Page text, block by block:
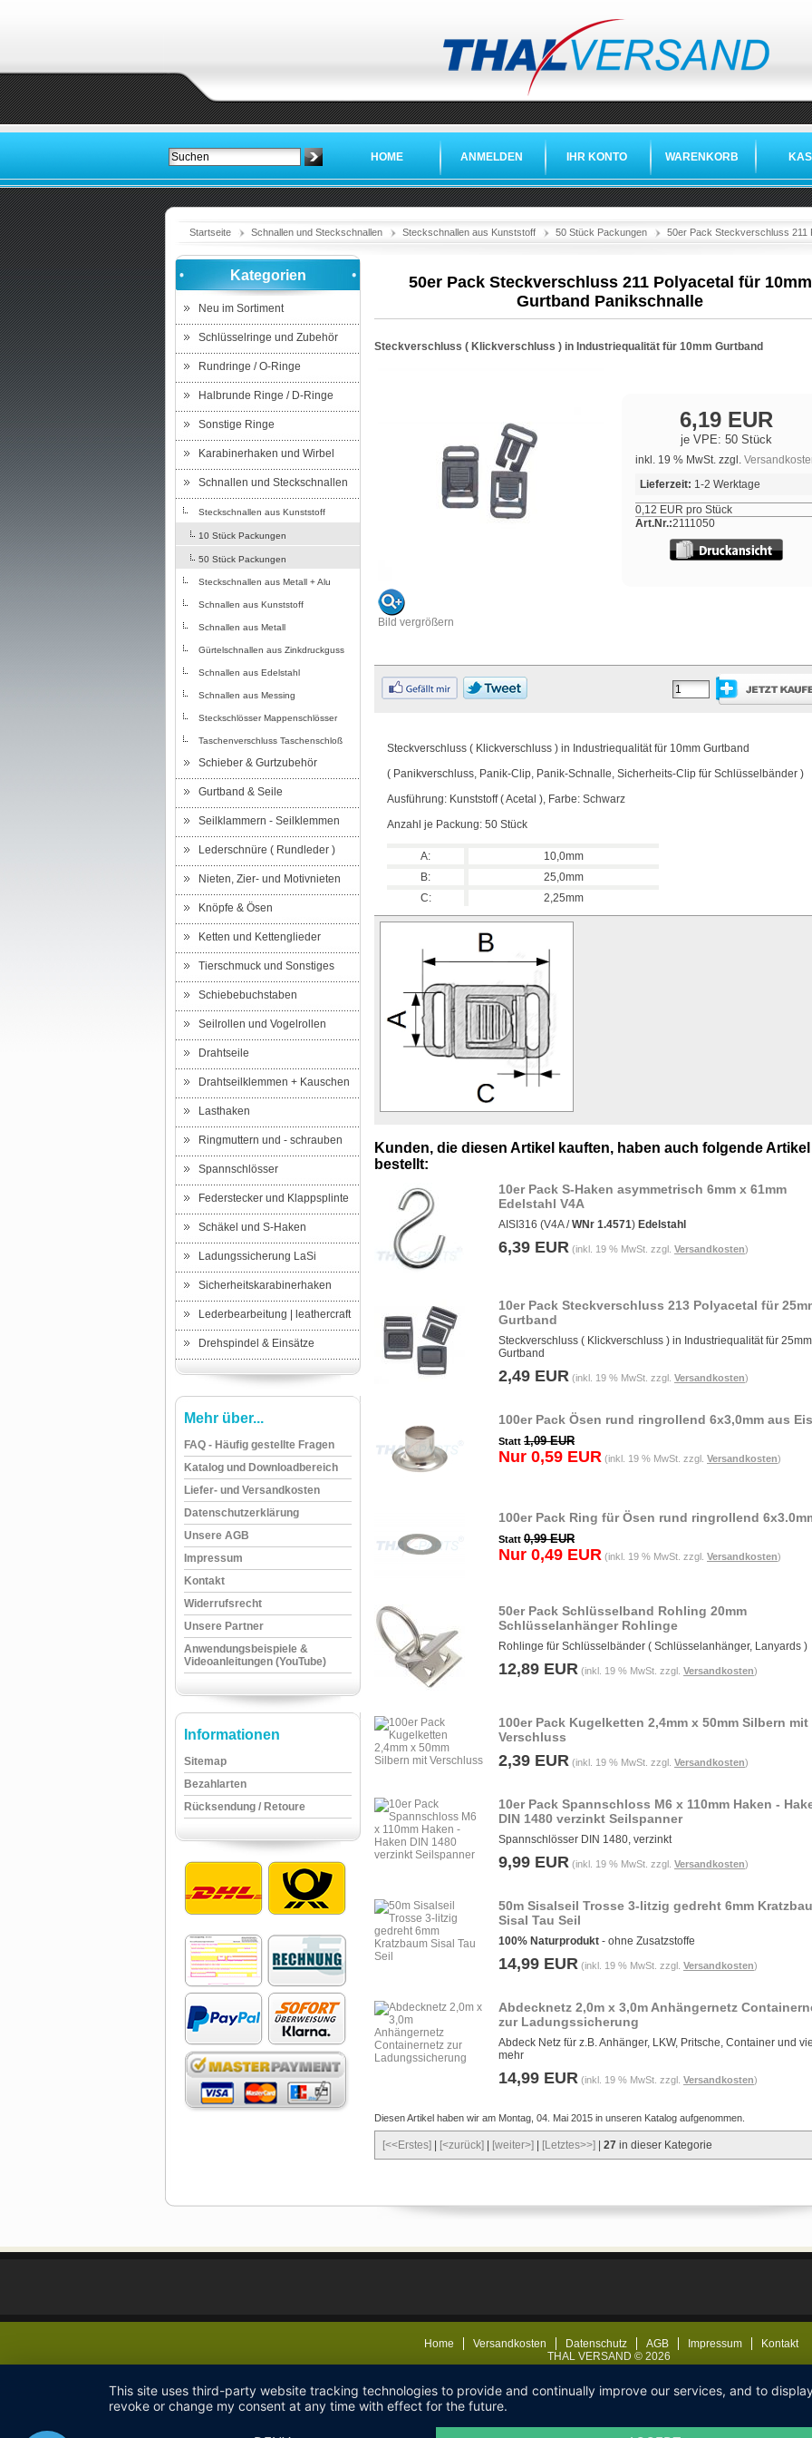
HOME ANMELDEN IHR KONTO WARENKORB
Startseite Schnallen und Steckschnallen Steckschnallen aus Kunststoff 50 Stück Packungen 50er Pack Steckverschluss 211
Kategorien
Neu im Sortiment
Schlüsselringe und Zubehör
Rundringe / O-Ringe
Halbrunde Ringe / D-Ringe
Sonstige Ringe
Karabinerhaken und Wirbel
Schnallen und Steckschnallen
Steckschnallen aus Kunststoff
10 Stück Packungen
50 Stück Packungen
Steckschnallen aus Metall + Alu
Schnallen aus Kunststoff
Schnallen aus Metall
Gürtelschnallen aus Zinkdruckguss
Schnallen aus Edelstahl
Schnallen aus Messing
Steckschlösser Mappenschlösser
Taschenverschluss Taschenschloß
Schieber & Gurtzubehör
Gurtband & Seile
Seilklammern - Seilklemmen
Lederschnüre ( Rundleder )
Nieten, Zier- und Motivnieten
Knöpfe & Ösen
Ketten und Kettenglieder
Tierschmuck und Sonstiges
Schiebebuchstaben
Seilrollen und Vogelrollen
Drahtseile
Drahtseilklemmen + Kauschen
Lasthaken
Ringmuttern und - schrauben
Spannschlösser
Federstecker und Klappsplinte
Schäkel und S-Haken
Ladungssicherung LaSi
Sicherheitskarabinerhaken
Lederbearbeitung | leathercraft
Drehspindel & Einsätze
Mehr über...
FAQ - Häufig gestellte Fragen
Katalog und Downloadbereich
Liefer- und Versandkosten
Datenschutzerklärung
Unsere AGB
Impressum
Kontakt
Widerrufsrecht
Unsere Partner
Anwendungsbeispiele &
Videoanleitungen (YouTube)
Informationen
Sitemap
Bezahlarten
Rücksendung / Retoure
50er Pack Steckverschluss 211 Polyacetal für 10mm
Gurtband Panikschnalle
Steckverschluss ( Klickverschluss ) in Industriequalität für 10mm Gurtband
Bild vergrößern
6,19 EUR
je VPE: 50 Stück
inkl. 19 % MwSt. zzgl.
Lieferzeit: 1-2 Werktage
0,12 EUR pro Stück
Art.Nr.:2111050
Steckverschluss ( Klickverschluss ) in Industriequalität für 10mm Gurtband
( Panikverschluss, Panik-Clip, Panik-Schnalle, Sicherheits-Clip für Schlüsselbänder )
Ausführung: Kunststoff ( Acetal ), Farbe: Schwarz
Anzahl je Packung: 50 Stück
A:
10,0mm
B:
25,0mm
C:
2,25mm
Kunden, die diesen Artikel kauften, haben auch folgende Artikel
bestellt:
10er Pack S-Haken asymmetrisch 6mm x 61mm
Edelstahl V4A
AISI316 (V4A /WNr 1.4571) Edelstahl
6,39 EUR (inkl. 19 % MwSt. zzgl. Versandkosten)
10er Pack Steckverschluss 213 Polyacetal für
Gurtband
Steckverschluss ( Klickverschluss ) in Industriequalität für 25mm
Gurtband
2,49 EUR (inkl. 19 % MwSt. zzgl. Versandkosten)
100er Pack Ösen rund ringrollend 6x3,0mm aus
Statt 1,09 EUR
Nur 0,59 EUR (inkl. 19 % MwSt. zzgl. Versandkosten)
100er Pack Ring für Ösen rund ringrollend
Statt 0,99 EUR
Nur 0,49 EUR (inkl. 19 % MwSt. zzgl. Versandkosten)
50er Pack Schlüsselband Rohling 20mm
Schlüsselanhänger Rohlinge
Rohlinge für Schlüsselbänder ( Schlüsselanhänger, Lanyards )
12,89 EUR (inkl. 19 % MwSt. zzgl. Versandkosten)
100er Pack Kugelketten 2,4mm x 50mm Silbern mit
Verschluss
2,39 EUR (inkl. 19 % MwSt. zzgl. Versandkosten)
10er Pack Spannschloss M6 x 110mm Haken -
DIN 1480 verzinkt Seilspanner
Spannschlösser DIN 1480, verzinkt
9,99 EUR (inkl. 19 % MwSt. zzgl. Versandkosten)
50m Sisalseil Trosse 3-litzig gedreht 6mm
Sisal Tau Seil
100% Naturprodukt - ohne Zusatzstoffe
14,99 EUR (inkl. 19 % MwSt. zzgl. Versandkosten)
Abdecknetz 2,0m x 3,0m Anhängernetz
zur Ladungssicherung
Abdeck Netz für z.B. Anhänger, LKW, Pritsche, Container und
mehr
14,99 EUR (inkl. 19 % MwSt. zzgl. Versandkosten)
Diesen Artikel haben wir am Montag, 04. Mai 2015 in unseren Katalog aufgenommen.
[<<Erstes] [<zurück] [weiter>] [Letztes>>] 27 in dieser Kategorie
Home Versandkosten Datenschutz AGB Impressum
Kontakt
THAL VERSAND © 2026
This site uses third-party website tracking technologies to provide and continually improve our services, and to
revoke or change my consent at any time with effect for the future.